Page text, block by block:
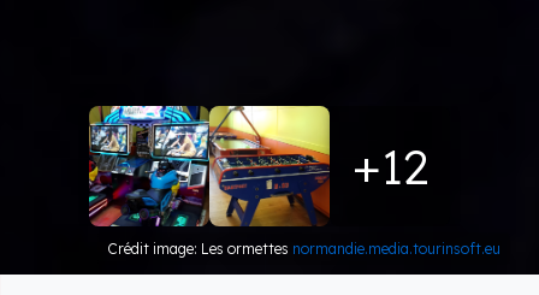
+12
Crédit image: Les ormettes normandie.media.tourinsoft.eu